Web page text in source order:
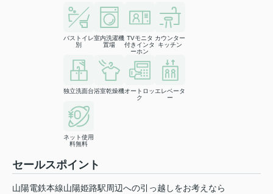
バストイレ
別
室内洗濯機
置場
TVモニタ
付きインタ
ーホン
カウンター
キッチン
独立洗面台浴室乾燥機オートロッ
ク
エレベータ
ー
ネット使用
料無料
セールスポイント
山陽電鉄本線山陽姫路駅周辺への引っ越しをお考えなら